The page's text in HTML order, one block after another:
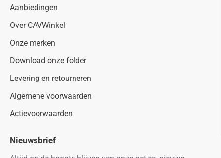
Aanbiedingen
Over CAVWinkel
Onze merken
Download onze folder
Levering en retourneren
Algemene voorwaarden
Actievoorwaarden
Nieuwsbrief